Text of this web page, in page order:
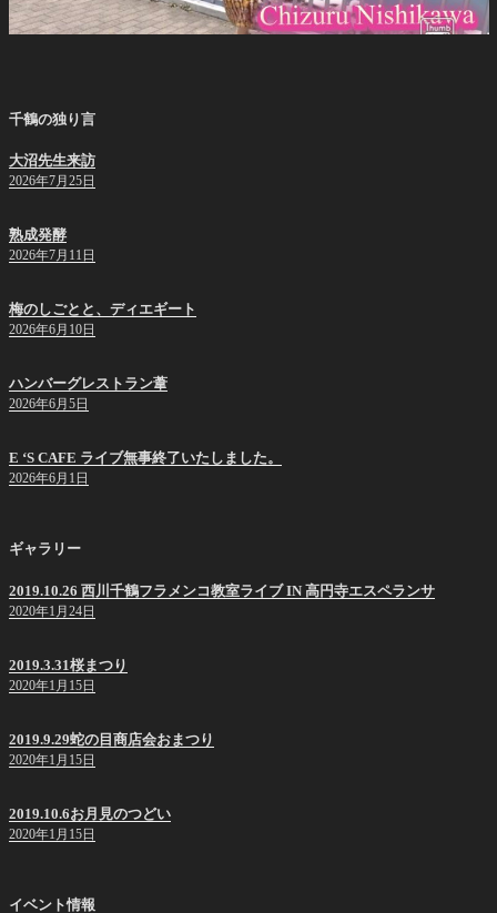
千鶴の独り言
大沼先生来訪
2026年7月25日
熟成発酵
2026年7月11日
梅のしごとと、ディエギート
2026年6月10日
ハンバーグレストラン葦
2026年6月5日
E ‘S CAFE ライブ無事終了いたしました。
2026年6月1日
ギャラリー
2019.10.26 西川千鶴フラメンコ教室ライブ IN 高円寺エスペランサ
2020年1月24日
2019.3.31桜まつり
2020年1月15日
2019.9.29蛇の目商店会おまつり
2020年1月15日
2019.10.6お月見のつどい
2020年1月15日
イベント情報